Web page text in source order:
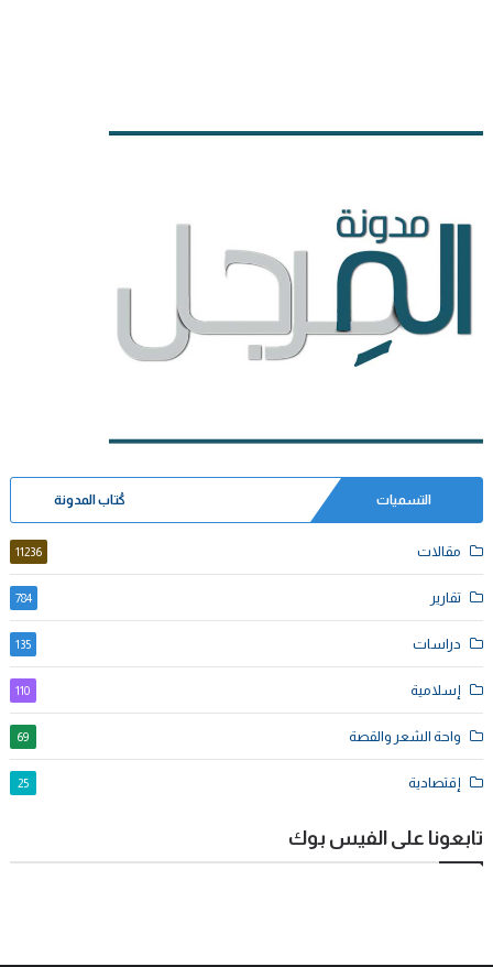
التسميات كُتاب المدونة
مقالات 11236
تقارير 784
دراسات 135
إسلامية 110
واحة الشعر والقصة 69
إقتصادية 25
تابعونا على الفيس بوك